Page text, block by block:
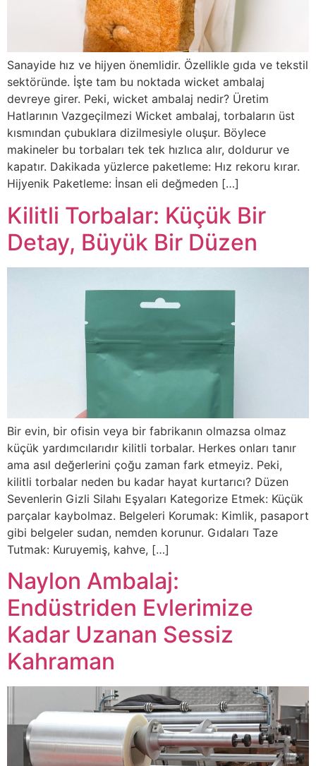
Sanayide hız ve hijyen önemlidir. Özellikle gıda ve tekstil
sektöründe. İşte tam bu noktada wicket ambalaj
devreye girer. Peki, wicket ambalaj nedir? Üretim
Hatlarının Vazgeçilmezi Wicket ambalaj, torbaların üst
kısmından çubuklara dizilmesiyle oluşur. Böylece
makineler bu torbaları tek tek hızlıca alır, doldurur ve
kapatır. Dakikada yüzlerce paketleme: Hız rekoru kırar.
Hijyenik Paketleme: İnsan eli değmeden […]
Kilitli Torbalar: Küçük Bir
Detay, Büyük Bir Düzen
Bir evin, bir ofisin veya bir fabrikanın olmazsa olmaz
küçük yardımcılarıdır kilitli torbalar. Herkes onları tanır
ama asıl değerlerini çoğu zaman fark etmeyiz. Peki,
kilitli torbalar neden bu kadar hayat kurtarıcı? Düzen
Sevenlerin Gizli Silahı Eşyaları Kategorize Etmek: Küçük
parçalar kaybolmaz. Belgeleri Korumak: Kimlik, pasaport
gibi belgeler sudan, nemden korunur. Gıdaları Taze
Tutmak: Kuruyemiş, kahve, […]
Naylon Ambalaj:
Endüstriden Evlerimize
Kadar Uzanan Sessiz
Kahraman